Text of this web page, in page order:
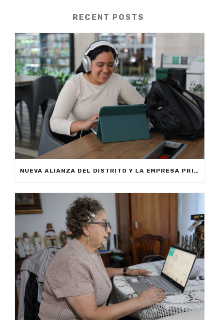
RECENT POSTS
NUEVA ALIANZA DEL DISTRITO Y LA EMPRESA PRIVADA PERMITIRÁ FORMAR A CIUDADANOS DE MEDELLÍN EN INTELIGENCIA ARTIFICIAL APLICADA A LOS NEGOCIOS